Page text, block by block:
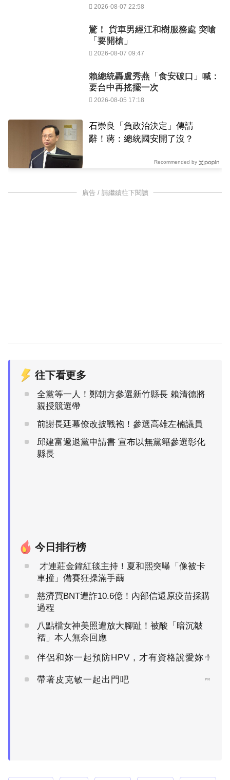
2026-08-07 22:58
驚！ 貨車男經江和樹服務處 突嗆
「要開槍」
2026-08-07 09:47
賴總統轟盧秀燕「食安破口」喊：
要台中再搖擺一次
2026-08-05 17:18
石崇良「負政治決定」傳請
辭！蔣：總統國安開了沒？
Recommended by
廣告 / 請繼續往下閱讀
往下看更多
全黨等一人！鄭朝方參選新竹縣長 賴清德將
親授競選帶
前謝長廷幕僚改披戰袍！參選高雄左楠議員
邱建富遞退黨申請書 宣布以無黨籍參選彰化
縣長
今日排行榜
車撞」備賽狂操滿手繭
慈濟買BNT遭詐10.6億！內部信還原疫苗採購
過程
八點檔女神美照遭放大腳趾！被酸「暗沉皺
褶」本人無奈回應
伴侶和妳一起預防HPV，才有資格說愛妳！
PR
帶著皮克敏一起出門吧 PR